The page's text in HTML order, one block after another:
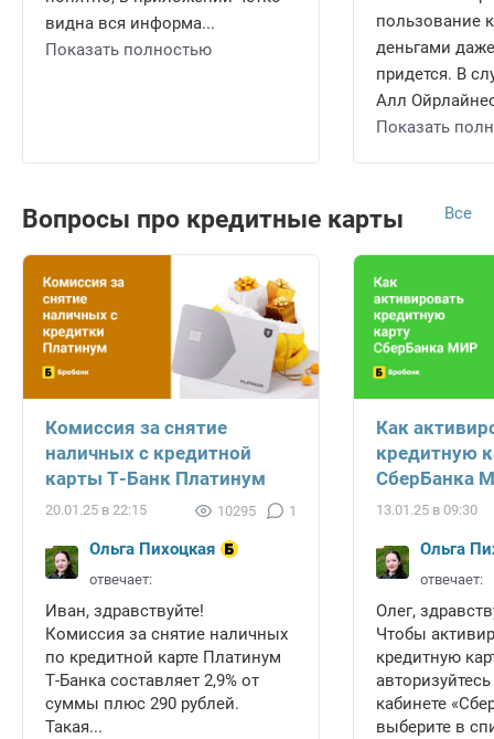
видна вся информа...
Показать полностью
пользование
деньгами
придется. В
Алл
Показать
Вопросы про кредитные карты Все
Комиссия за снятие
наличных с кредитной
карты Т-Банк Платинум
20.01.25 в 22:15 10295 1
Ольга Пихоцкая
отвечает:
Иван, здравствуйте!
Комиссия за снятие наличных
по кредитной карте Платинум
Т-Банка составляет 2,9% от
суммы плюс 290 рублей.
Такая...
Как
кредитную
СберБанка
13.01.25 в 09:30
Ольга
отвечает:
Олег,
Чтобы
кредитную
кабинете
выберите в